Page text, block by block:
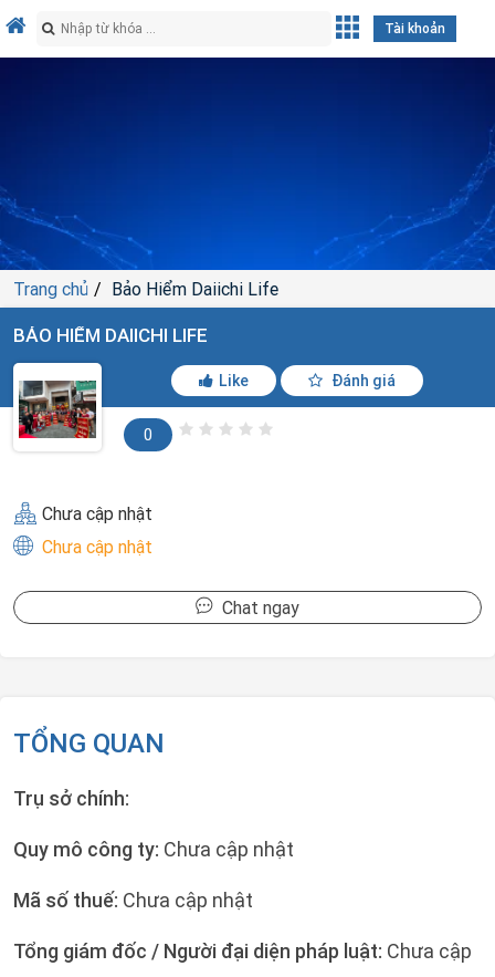
Tài khoản
Trang chủ Bảo Hiểm Daiichi Life
BẢO HIỂM DAIICHI LIFE
Like Đánh giá
0
Chưa cập nhật
Chưa cập nhật
Chat ngay
TỔNG QUAN
Trụ sở chính:
Quy mô công ty: Chưa cập nhật
Mã số thuế: Chưa cập nhật
Tổng giám đốc / Người đại diện pháp luật: Chưa cập